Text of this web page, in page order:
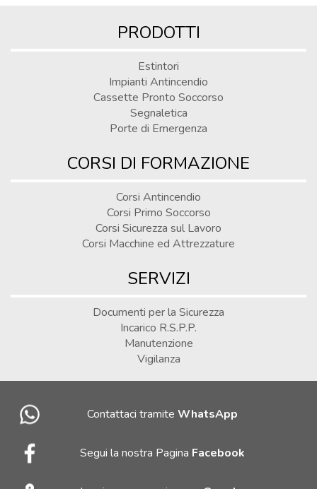
PRODOTTI
Estintori
Impianti Antincendio
Cassette Pronto Soccorso
Segnaletica
Porte di Emergenza
CORSI DI FORMAZIONE
Corsi Antincendio
Corsi Primo Soccorso
Corsi Sicurezza sul Lavoro
Corsi Macchine ed Attrezzature
SERVIZI
Documenti per la Sicurezza
Incarico R.S.P.P.
Manutenzione
Vigilanza
Contattaci tramite WhatsApp
Segui la nostra Pagina Facebook